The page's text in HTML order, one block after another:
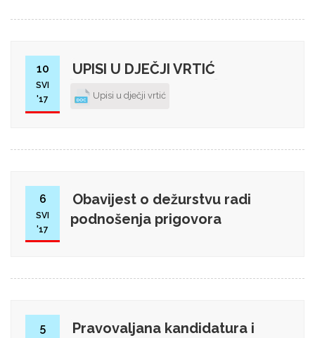
10
SVI
'17
UPISI U DJEČJI VRTIĆ
Upisi u dječji vrtić
6
SVI
'17
Obavijest o dežurstvu radi
podnošenja prigovora
5
Pravovaljana kandidatura i